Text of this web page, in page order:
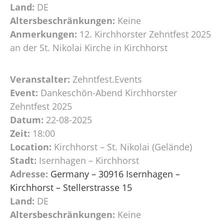
Land: DE
Altersbeschränkungen: Keine
Anmerkungen: 12. Kirchhorster Zehntfest 2025
an der St. Nikolai Kirche in Kirchhorst
Veranstalter: Zehntfest.Events
Event: Dankeschön-Abend Kirchhorster
Zehntfest 2025
Datum: 22-08-2025
Zeit: 18:00
Location: Kirchhorst – St. Nikolai (Gelände)
Stadt: Isernhagen – Kirchhorst
Adresse: Germany – 30916 Isernhagen –
Kirchhorst – Stellerstrasse 15
Land: DE
Altersbeschränkungen: Keine